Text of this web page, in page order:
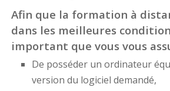
Afin que la formation à
dans les meilleures
important que vous vous
De posséder un ordinateur
version du logiciel demandé,